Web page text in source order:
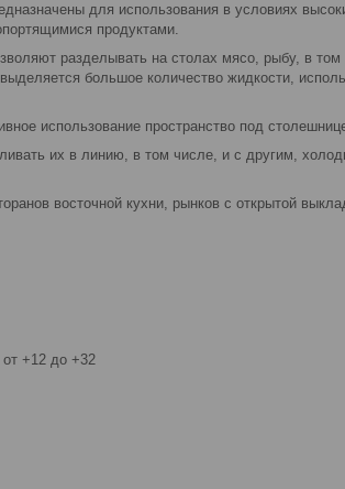
для использования в условиях
продуктами.
разделывать на столах мясо, рыбу, в том
большое количество жидкости,
использование пространство под
их в линию, в том числе, и с другим,
восточной кухни, рынков с открытой
+12 до +32